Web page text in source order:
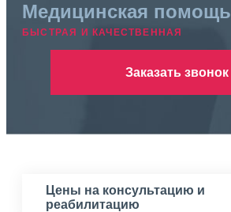
Медицинская помощь
БЫСТРАЯ И КАЧЕСТВЕННАЯ
Заказать звонок
Цены на консультацию и
реабилитацию